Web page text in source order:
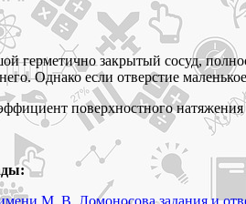
герметично закрытый сосуд,
Однако если отверстие
поверхностного
М. В. Ломоносова задания и